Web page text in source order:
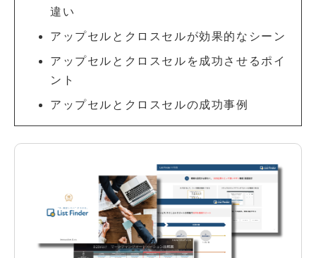
違い
アップセルとクロスセルが効果的なシーン
アップセルとクロスセルを成功させるポイ
ント
アップセルとクロスセルの成功事例